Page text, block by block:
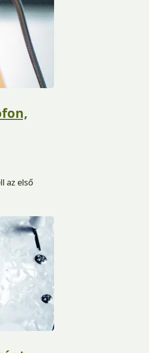
az első